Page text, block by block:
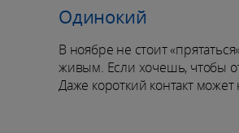
Одинокий
В ноябре не стоит
живым. Если хочешь, чтобы
Даже короткий контакт